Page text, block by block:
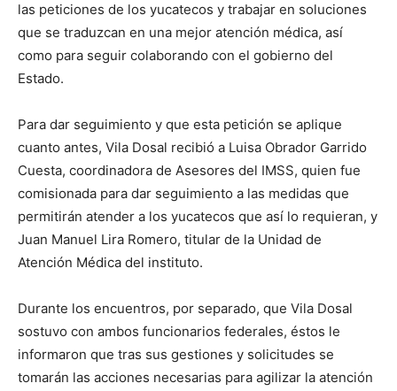
las peticiones de los yucatecos y trabajar en soluciones
que se traduzcan en una mejor atención médica, así
como para seguir colaborando con el gobierno del
Estado.
Para dar seguimiento y que esta petición se aplique
cuanto antes, Vila Dosal recibió a Luisa Obrador Garrido
Cuesta, coordinadora de Asesores del IMSS, quien fue
comisionada para dar seguimiento a las medidas que
permitirán atender a los yucatecos que así lo requieran, y
Juan Manuel Lira Romero, titular de la Unidad de
Atención Médica del instituto.
Durante los encuentros, por separado, que Vila Dosal
sostuvo con ambos funcionarios federales, éstos le
informaron que tras sus gestiones y solicitudes se
tomarán las acciones necesarias para agilizar la atención